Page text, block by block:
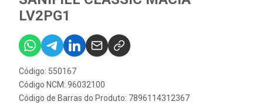
LV2PG1
Código: 550167
Código NCM: 96032100
Código de Barras do Produto: 7896114312367